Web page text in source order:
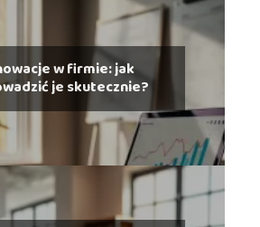
w firmie: jak
je skutecznie?